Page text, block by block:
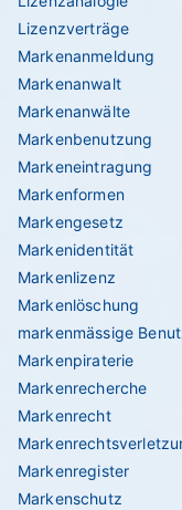
Lizenzverträge
Markenanmeldung
Markenanwalt
Markenanwälte
Markenbenutzung
Markeneintragung
Markenformen
Markengesetz
Markenidentität
Markenlizenz
Markenlöschung
markenmässige
Markenpiraterie
Markenrecherche
Markenrecht
Markenregister
Markenschutz